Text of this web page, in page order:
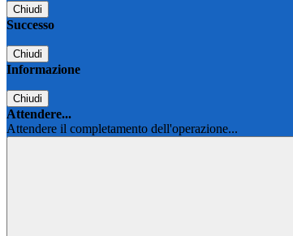
Chiudi
Successo
Chiudi
Informazione
Chiudi
Attendere...
Attendere il completamento dell'operazione...